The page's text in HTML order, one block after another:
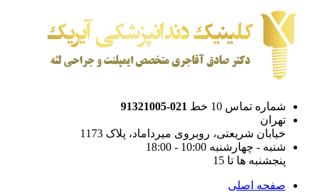
شماره تماس 10 خط
021-91321005
تهران
خیابان شریعتی، روبروی میرداماد، پلاک 1173
شنبه - چهارشنبه 10:00 - 18:00
پنجشنبه ها تا 15
صفحه اصلی